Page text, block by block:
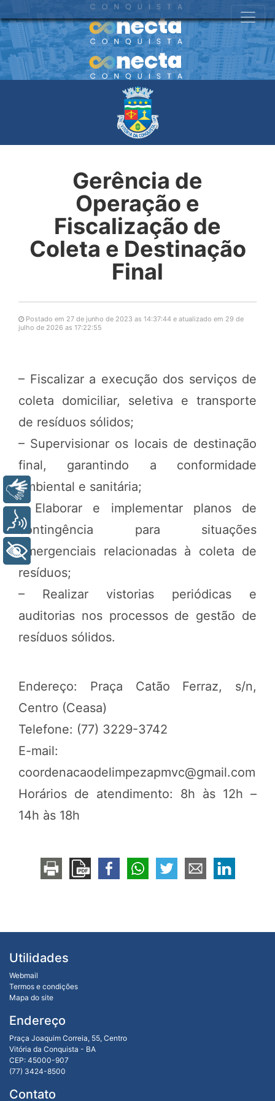
Gerência de
Operação e
Fiscalização de
Coleta e Destinação
Final
Postado em 27 de junho de 2023 as 14:37:44 e atualizado em 29 de
julho de 2026 as 17:22:55
– Fiscalizar a execução dos serviços de
coleta domiciliar, seletiva e transporte
de resíduos sólidos;
– Supervisionar os locais de destinação
final, garantindo a conformidade
ambiental e sanitária;
– Elaborar e implementar planos de
contingência para situações
emergenciais relacionadas à coleta de
resíduos;
– Realizar vistorias periódicas e
auditorias nos processos de gestão de
resíduos sólidos.
Endereço: Praça Catão Ferraz, s/n,
Centro (Ceasa)
Telefone: (77) 3229-3742
E-mail:
coordenacaodelimpezapmvc@gmail.com
Horários de atendimento: 8h às 12h –
14h às 18h
Utilidades
Webmail
Termos e condições
Mapa do site
Endereço
Praça Joaquim Correia, 55, Centro
Vitória da Conquista - BA
CEP: 45000-907
(77) 3424-8500
Contato
Libras
+ Acessibilidade